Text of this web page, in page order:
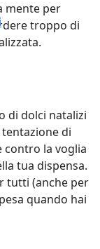
mente per
troppo di
di dolci natalizi
di
la voglia
tua dispensa.
tutti (anche per
quando hai